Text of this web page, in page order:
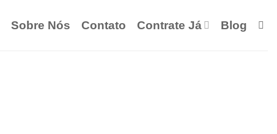
Sobre Nós Contato Contrate Já Blog